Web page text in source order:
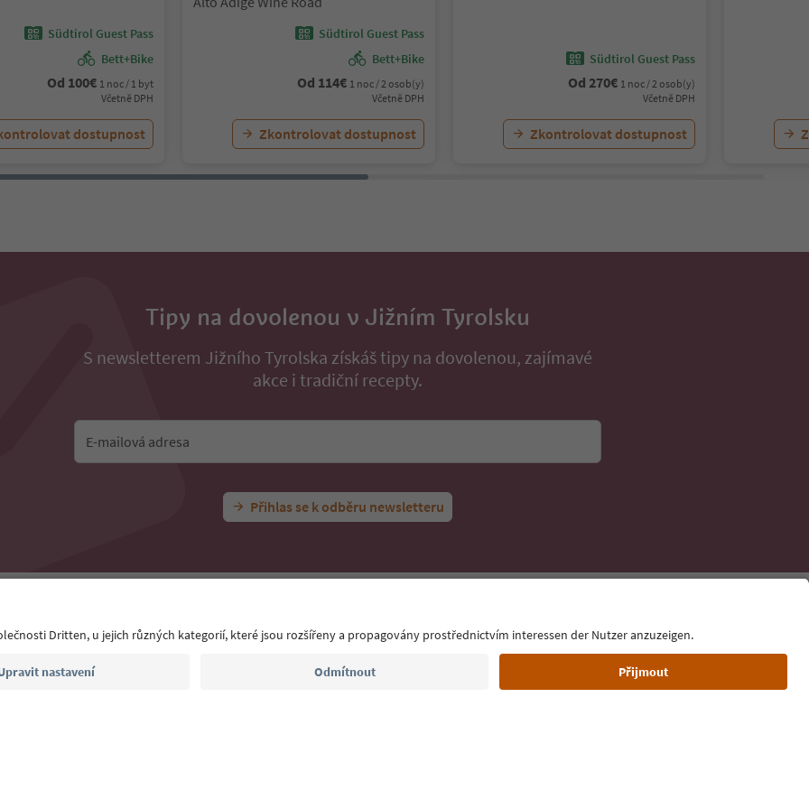
Südtirol Guest Pass
Bett+Bike
Od 100€ 1 noc / 1 byt
Včetně DPH
dostupnost
Südtirol Guest Pass
Bett+Bike
Od 114€ 1 noc / 2 osob(y)
Včetně DPH
Zkontrolovat dostupnost
Südtirol Guest Pass
Od 270€ 1 noc / 2 osob(y)
Včetně DPH
Zkontrolovat dostupnost
Tipy na dovolenou v Jižním Tyrolsku
S newsletterem Jižního Tyrolska získáš tipy na dovolenou, zajímavé
akce i tradiční recepty.
E-mailová adresa
Přihlas se k odběru newsletteru